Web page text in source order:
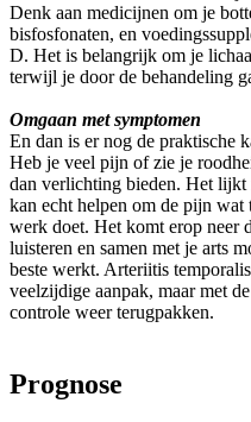
Denk aan medicijnen om je
bisfosfonaten, en
D. Het is belangrijk om je
terwijl je door de behandeling
Omgaan met symptomen
En dan is er nog de praktische
Heb je veel pijn of zie je
dan verlichting bieden. Het lijkt
kan echt helpen om de pijn
werk doet. Het komt erop neer
luisteren en samen met je arts
beste werkt. Arteriitis
veelzijdige aanpak, maar met
controle weer terugpakken.
Prognose